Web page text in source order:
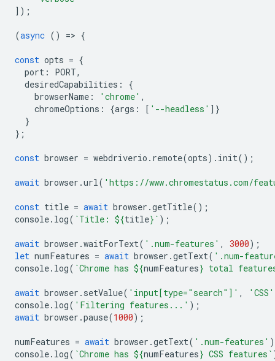
]);
(async () => {
const opts = {
port : PORT,
desiredCapabilities :
{
browserName : 'chrome' ,
chromeOptions : {args : [ '--headless' ]}
}
};
const browser = webdriverio . remote(opts). init();
await browser .url( 'https://www.chromestatus.com/
const title = await browser .getTitle();
console. log( `Title: ${title} ` );
await browser .waitForText( '.num-features' , 3000);
let numFeatures = await browser .getText( '.num-
console. log( `Chrome has ${numFeatures} total
await browser . setValue( 'input[type="search"]' , 'CSS'
console. log( 'Filtering features...' );
await browser .pause(1000);
numFeatures = await browser .getText( '.num-features'
console. log( `Chrome has ${numFeatures} CSS features`